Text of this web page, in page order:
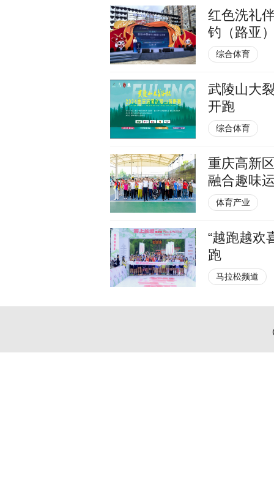
红色洗礼
钓（路亚
综合体育
武陵山大
开跑
综合体育
重庆高新
融合趣味
体育产业
“越跑越欢
跑
马拉松频道